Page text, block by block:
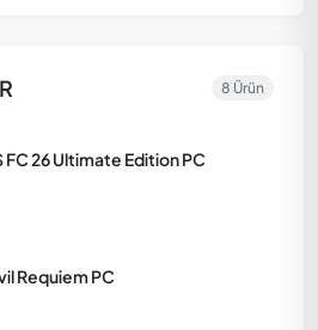
8 Ürün
FC 26 Ultimate Edition PC
Requiem PC